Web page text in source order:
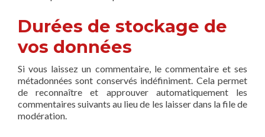
Durées de stockage de
vos données
Si vous laissez un commentaire, le commentaire et ses
métadonnées sont conservés indéfiniment. Cela permet
de reconnaître et approuver automatiquement les
commentaires suivants au lieu de les laisser dans la file de
modération.